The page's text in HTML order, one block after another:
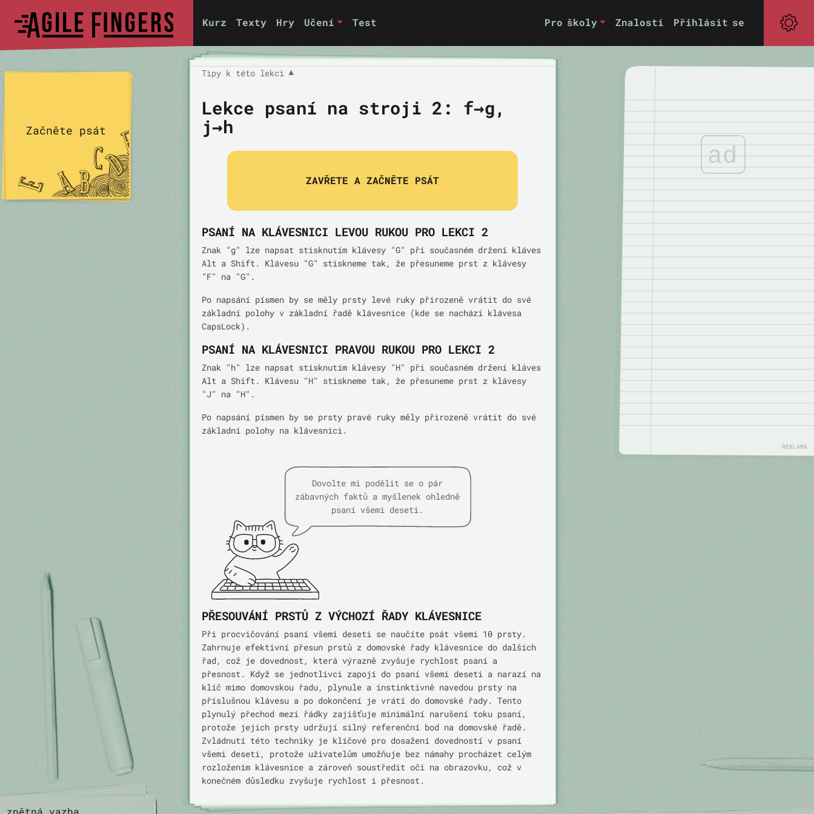
Kurz Texty Hry Učení Test Pro školy Znalosti Přihlásit se
Tipy k této lekci ▼
Lekce psaní na stroji 2: f→g,
j→h
ZAVŘETE A ZAČNĚTE PSÁT
PSANÍ NA KLÁVESNICI LEVOU RUKOU PRO LEKCI 2
Znak "g" lze napsat stisknutím klávesy "G" při současném držení kláves
Alt a Shift. Klávesu "G" stiskneme tak, že přesuneme prst z klávesy
"F" na "G".
Po napsání písmen by se měly prsty levé ruky přirozeně vrátit do své
základní polohy v základní řadě klávesnice (kde se nachází klávesa
CapsLock).
PSANÍ NA KLÁVESNICI PRAVOU RUKOU PRO LEKCI 2
Znak "h" lze napsat stisknutím klávesy "H" při současném držení kláves
Alt a Shift. Klávesu "H" stiskneme tak, že přesuneme prst z klávesy
"J" na "H".
Po napsání písmen by se prsty pravé ruky měly přirozeně vrátit do své
základní polohy na klávesnici.
Dovolte mi podělit se o pár
zábavných faktů a myšlenek ohledně
psaní všemi deseti.
PŘESOUVÁNÍ PRSTŮ Z VÝCHOZÍ ŘADY KLÁVESNICE
Při procvičování psaní všemi deseti se naučíte psát všemi 10 prsty.
Zahrnuje efektivní přesun prstů z domovské řady klávesnice do dalších
řad, což je dovednost, která výrazně zvyšuje rychlost psaní a
přesnost. Když se jednotlivci zapojí do psaní všemi deseti a narazí na
klíč mimo domovskou řadu, plynule a instinktivně navedou prsty na
příslušnou klávesu a po dokončení je vrátí do domovské řady. Tento
plynulý přechod mezi řádky zajišťuje minimální narušení toku psaní,
protože jejich prsty udržují silný referenční bod na domovské řadě.
Zvládnutí této techniky je klíčové pro dosažení dovedností v psaní
všemi deseti, protože uživatelům umožňuje bez námahy procházet celým
rozložením klávesnice a zároveň soustředit oči na obrazovku, což v
konečném důsledku zvyšuje rychlost i přesnost.
ad
REKLAMA
Začněte psát
zpětná vazba